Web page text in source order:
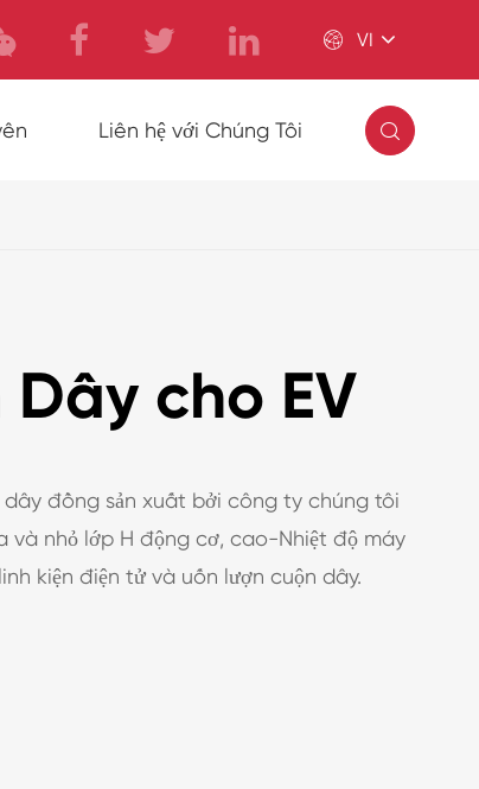
 VI
Liên hệ với Chúng Tôi 
cho EV
đồng sản xuất bởi công ty chúng tôi
và nhỏ lớp H động cơ, cao-Nhiệt độ máy
kiện điện tử và uốn lượn cuộn dây.